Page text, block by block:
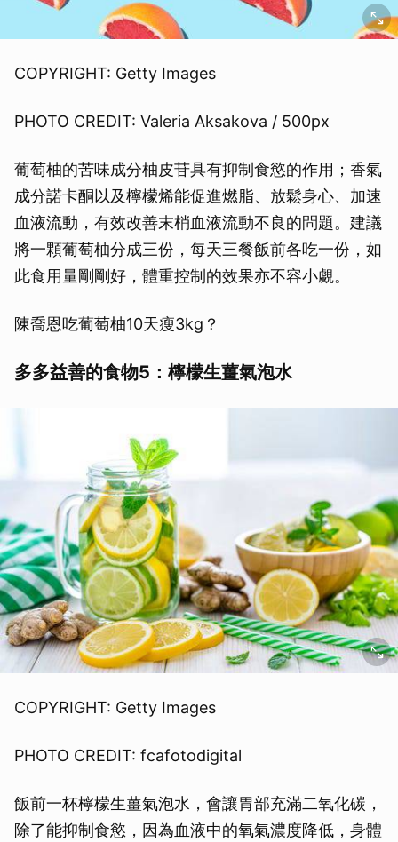
COPYRIGHT: Getty Images
PHOTO CREDIT: Valeria Aksakova / 500px
葡萄柚的苦味成分柚皮苷具有抑制食慾的作用；香氣
成分諾卡酮以及檸檬烯能促進燃脂、放鬆身心、加速
血液流動，有效改善末梢血液流動不良的問題。建議
將一顆葡萄柚分成三份，每天三餐飯前各吃一份，如
此食用量剛剛好，體重控制的效果亦不容小覷。
陳喬恩吃葡萄柚10天瘦3kg？
多多益善的食物5：檸檬生薑氣泡水
COPYRIGHT: Getty Images
PHOTO CREDIT: fcafotodigital
飯前一杯檸檬生薑氣泡水，會讓胃部充滿二氧化碳，
除了能抑制食慾，因為血液中的氧氣濃度降低，身體